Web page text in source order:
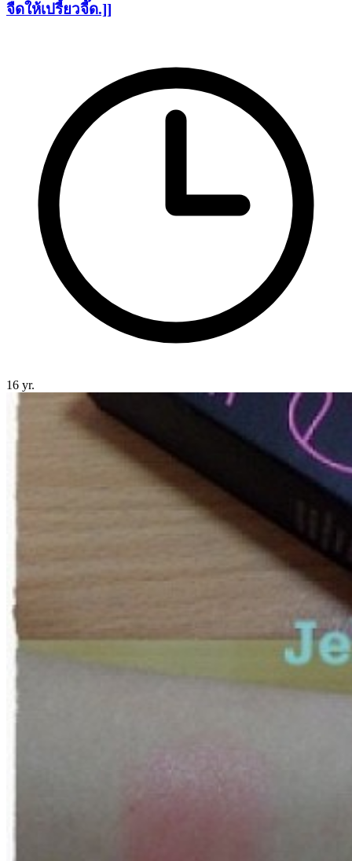
จืดให้เปรี้ยวจี๊ด.]]
16 yr.